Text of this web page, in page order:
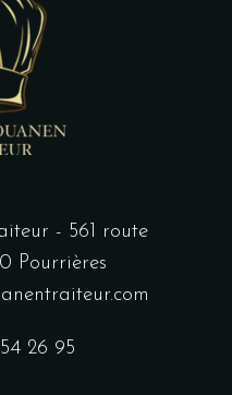
- 561 route
Pourrières
26 95